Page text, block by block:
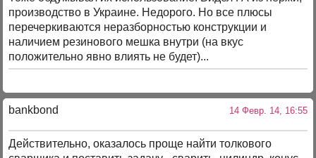
производство в Украине. Недорого. Но все плюсы
перечеркиваются неразборностью конструкции и
наличием резинового мешка внутри (на вкус
положительно явно влиять не будет)...
bankbond 14 Февр. 14, 16:55
Действительно, оказалось проще найти толкового